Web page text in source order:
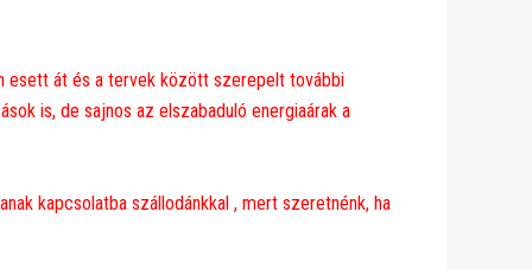
esett át és a tervek között szerepelt további
is, de sajnos az elszabaduló energiaárak a
kapcsolatba szállodánkkal , mert szeretnénk, ha